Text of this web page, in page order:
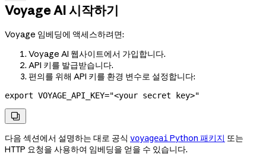
Voyage AI 시작하기
Voyage 임베딩에 액세스하려면:
Voyage AI 웹사이트에서 가입합니다.
API 키를 발급받습니다.
편의를 위해 API 키를 환경 변수로 설정합니다:
export VOYAGE_API_KEY="<your secret key>"

다음 섹션에서 설명하는 대로 공식 voyageaiPython 패키지 또는
HTTP 요청을 사용하여 임베딩을 얻을 수 있습니다.